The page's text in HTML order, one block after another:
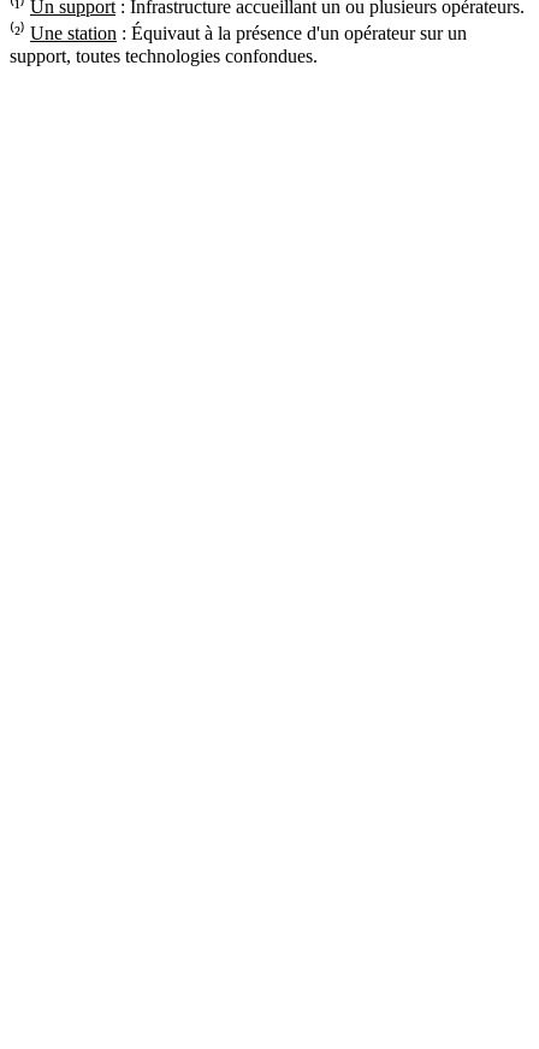
⁽¹⁾ Un support : Infrastructure accueillant un ou plusieurs opérateurs.
⁽²⁾ Une station : Équivaut à la présence d'un opérateur sur un
support, toutes technologies confondues.